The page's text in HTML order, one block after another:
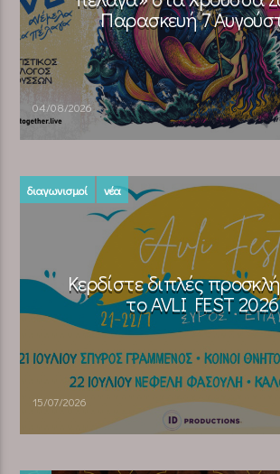
Παρασκευή 7
04/08/2026
διαγωνισμοί νέα
Κερδίστε διπλές
το AVLI FEST 2026
15/07/2026